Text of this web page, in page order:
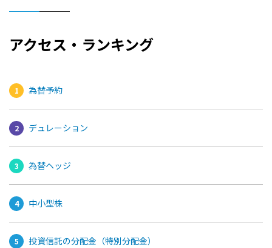
アクセス・ランキング
為替予約
デュレーション
為替ヘッジ
中小型株
投資信託の分配金（特別分配金）